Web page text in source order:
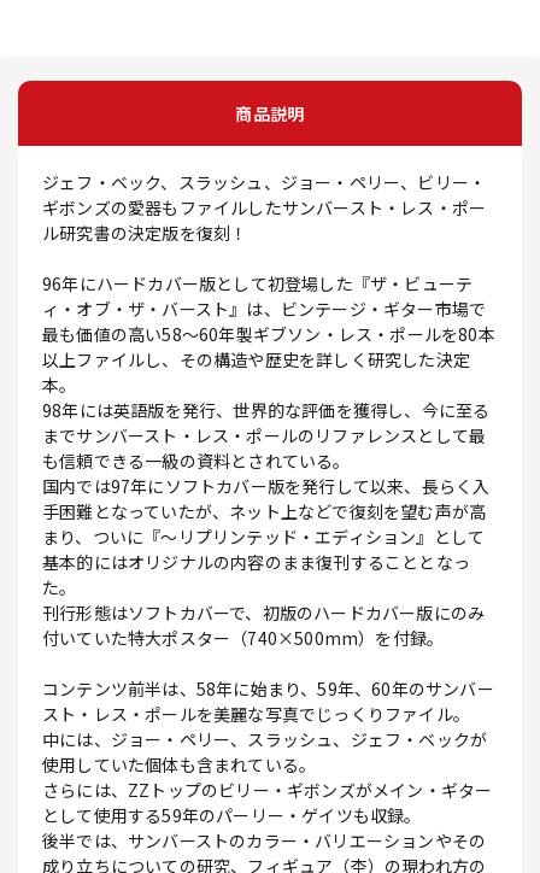
商品説明
ジェフ・ベック、スラッシュ、ジョー・ペリー、ビリー・
ギボンズの愛器もファイルしたサンバースト・レス・ポー
ル研究書の決定版を復刻！
96年にハードカバー版として初登場した『ザ・ビューテ
ィ・オブ・ザ・バースト』は、ビンテージ・ギター市場で
最も価値の高い58～60年製ギブソン・レス・ポールを80本
以上ファイルし、その構造や歴史を詳しく研究した決定
本。
98年には英語版を発行、世界的な評価を獲得し、今に至る
までサンバースト・レス・ポールのリファレンスとして最
も信頼できる一級の資料とされている。
国内では97年にソフトカバー版を発行して以来、長らく入
手困難となっていたが、ネット上などで復刻を望む声が高
まり、ついに『～リプリンテッド・エディション』として
基本的にはオリジナルの内容のまま復刊することとなっ
た。
刊行形態はソフトカバーで、初版のハードカバー版にのみ
付いていた特大ポスター（740×500mm）を付録。
コンテンツ前半は、58年に始まり、59年、60年のサンバー
スト・レス・ポールを美麗な写真でじっくりファイル。
中には、ジョー・ペリー、スラッシュ、ジェフ・ベックが
使用していた個体も含まれている。
さらには、ZZトップのビリー・ギボンズがメイン・ギター
として使用する59年のパーリー・ゲイツも収録。
後半では、サンバーストのカラー・バリエーションやその
成り立ちについての研究、フィギュア（杢）の現われ方の